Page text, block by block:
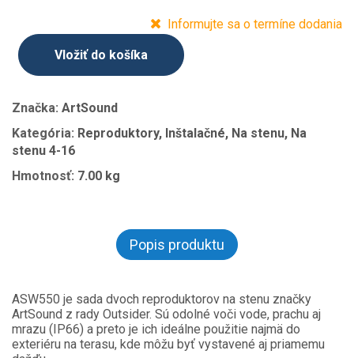
Informujte sa o termíne dodania
Vložiť do košíka
Značka: ArtSound
Kategória: Reproduktory, Inštalačné, Na stenu, Na
stenu 4-16
Hmotnosť: 7.00 kg
Popis produktu
ASW550 je sada dvoch reproduktorov na stenu značky
ArtSound z rady Outsider. Sú odolné voči vode, prachu aj
mrazu (IP66) a preto je ich ideálne použitie najmä do
exteriéru na terasu, kde môžu byť vystavené aj priamemu